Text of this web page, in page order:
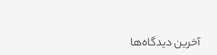
آخرین دیدگاه‌ها